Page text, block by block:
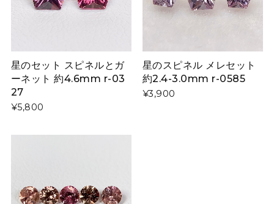
星のセット スピネルとガ
ーネット 約4.6mm r-03
27
¥5,800
星のスピネル メレセット
約2.4-3.0mm r-0585
¥3,900